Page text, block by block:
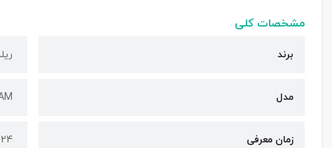
مشخصات کلی
برند
مدل
زمان معرفی 24 جولای 2023